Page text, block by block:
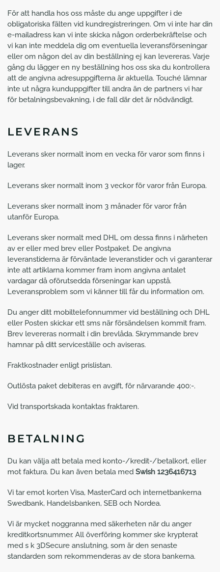
För att handla hos oss måste du ange uppgifter i de
obligatoriska fälten vid kundregistreringen. Om vi inte har din
e-mailadress kan vi inte skicka någon orderbekräftelse och
vi kan inte meddela dig om eventuella leveransförseningar
eller om någon del av din beställning ej kan levereras. Varje
gång du lägger en ny beställning hos oss ska du kontrollera
att de angivna adresuppgifterna är aktuella. Touché lämnar
inte ut några kunduppgifter till andra än de partners vi har
för betalningsbevakning, i de fall där det är nödvändigt.
LEVERANS
Leverans sker normalt inom en vecka för varor som finns i
lager.
Leverans sker normalt inom 3 veckor för varor från Europa.
Leverans sker normalt inom 3 månader för varor från
utanför Europa.
Leverans sker normalt med DHL om dessa finns i närheten
av er eller med brev eller Postpaket. De angivna
leveranstiderna är förväntade leveranstider och vi garanterar
inte att artiklarna kommer fram inom angivna antalet
vardagar då oförutsedda förseningar kan uppstå.
Leveransproblem som vi känner till får du information om.
Du anger ditt mobiltelefonnummer vid beställning och DHL
eller Posten skickar ett sms när försändelsen kommit fram.
Brev levereras normalt i din brevlåda. Skrymmande brev
hamnar på ditt serviceställe och aviseras.
Fraktkostnader enligt prislistan.
Outlösta paket debiteras en avgift, för närvarande 400:-.
Vid transportskada kontaktas fraktaren.
BETALNING
Du kan välja att betala med konto-/kredit-/betalkort, eller
mot faktura. Du kan även betala med Swish 1236416713
Vi tar emot korten Visa, MasterCard och internetbankerna
Swedbank, Handelsbanken, SEB och Nordea.
Vi är mycket noggranna med säkerheten när du anger
kreditkortsnummer. All överföring kommer ske krypterat
med s k 3DSecure anslutning, som är den senaste
standarden som rekommenderas av de stora bankerna.